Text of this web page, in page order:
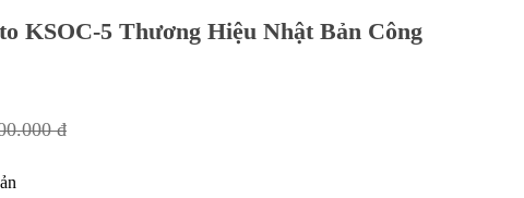
KSOC-5 Thương Hiệu Nhật Bản Công
đ